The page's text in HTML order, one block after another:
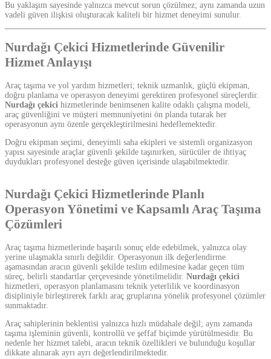
Bu yaklaşım sayesinde yalnızca mevcut sorun çözülmez; aynı zamanda uzun
vadeli güven ilişkisi oluşturacak kaliteli bir hizmet deneyimi sunulur.
Nurdağı Çekici Hizmetlerinde Güvenilir
Hizmet Anlayışı
Araç taşıma ve yol yardım hizmetleri; teknik uzmanlık, güçlü ekipman,
doğru planlama ve operasyon deneyimi gerektiren profesyonel süreçlerdir.
Nurdağı çekici hizmetlerinde benimsenen kalite odaklı çalışma modeli,
araç güvenliğini ve müşteri memnuniyetini ön planda tutarak her
operasyonun aynı özenle gerçekleştirilmesini hedeflemektedir.
Doğru ekipman seçimi, deneyimli saha ekipleri ve sistemli organizasyon
yapısı sayesinde araçlar güvenli şekilde taşınırken, sürücüler de ihtiyaç
duydukları profesyonel desteğe güven içerisinde ulaşabilmektedir.
Nurdağı Çekici Hizmetlerinde Planlı
Operasyon Yönetimi ve Kapsamlı Araç Taşıma
Çözümleri
Araç taşıma hizmetlerinde başarılı sonuç elde edebilmek, yalnızca olay
yerine ulaşmakla sınırlı değildir. Operasyonun ilk değerlendirme
aşamasından aracın güvenli şekilde teslim edilmesine kadar geçen tüm
süreç, belirli standartlar çerçevesinde yönetilmelidir. Nurdağı çekici
hizmetleri, operasyon planlamasını teknik yeterlilik ve koordinasyon
disipliniyle birleştirerek farklı araç gruplarına yönelik profesyonel çözümler
sunmaktadır.
Araç sahiplerinin beklentisi yalnızca hızlı müdahale değil; aynı zamanda
taşıma işleminin güvenli, kontrollü ve şeffaf biçimde yürütülmesidir. Bu
nedenle her hizmet talebi, aracın teknik özellikleri ve bulunduğu koşullar
dikkate alınarak ayrı ayrı değerlendirilmektedir.